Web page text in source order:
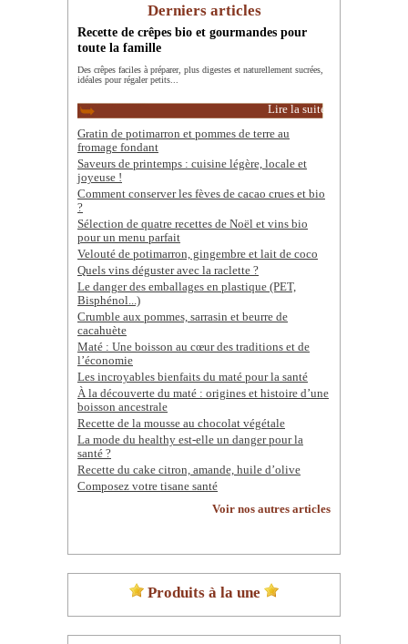
Derniers articles
Recette de crêpes bio et gourmandes pour
toute la famille
Des crêpes faciles à préparer, plus digestes et naturellement sucrées,
idéales pour régaler petits...
Lire la suite
Gratin de potimarron et pommes de terre au
fromage fondant
Saveurs de printemps : cuisine légère, locale et
joyeuse !
Comment conserver les fèves de cacao crues et bio
?
Sélection de quatre recettes de Noël et vins bio
pour un menu parfait
Velouté de potimarron, gingembre et lait de coco
Quels vins déguster avec la raclette ?
Le danger des emballages en plastique (PET,
Bisphénol...)
Crumble aux pommes, sarrasin et beurre de
cacahuète
Maté : Une boisson au cœur des traditions et de
l’économie
Les incroyables bienfaits du maté pour la santé
À la découverte du maté : origines et histoire d’une
boisson ancestrale
Recette de la mousse au chocolat végétale
La mode du healthy est-elle un danger pour la
santé ?
Recette du cake citron, amande, huile d’olive
Composez votre tisane santé
Voir nos autres articles
Produits à la une